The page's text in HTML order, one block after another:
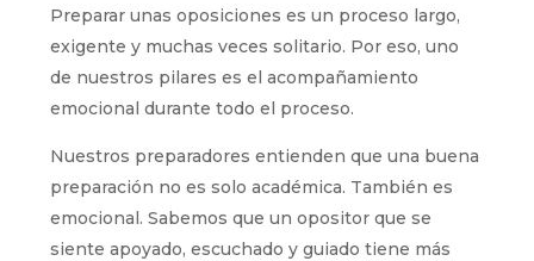
Preparar unas oposiciones es un proceso largo,
exigente y muchas veces solitario. Por eso, uno
de nuestros pilares es el acompañamiento
emocional durante todo el proceso.
Nuestros preparadores entienden que una buena
preparación no es solo académica. También es
emocional. Sabemos que un opositor que se
siente apoyado, escuchado y guiado tiene más